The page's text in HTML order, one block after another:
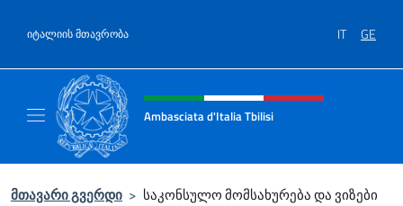
იტალიის მთავრობა IT GE
Header, social and menu of site
Ambasciata d'Italia Tbilisi
მთავარი გვერდი > საკონსულო მომსახურება და ვიზები